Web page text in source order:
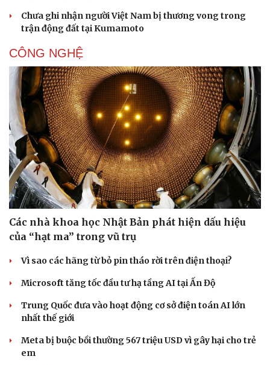
Sức khỏe
Cây thuốc
Nhi khoa
Nam khoa
Làm đẹp - giảm cân
Phòng mạch online
Ăn sạch sống khỏe
Đời sống
Chưa ghi nhận người Việt Nam bị thương vong trong
trận động đất tại Kumamoto
CÔNG NGHỆ
Các nhà khoa học Nhật Bản phát hiện dấu hiệu
của “hạt ma” trong vũ trụ
Vì sao các hãng từ bỏ pin tháo rời trên điện thoại?
Microsoft tăng tốc đầu tư hạ tầng AI tại Ấn Độ
Trung Quốc đưa vào hoạt động cơ sở điện toán AI lớn
nhất thế giới
Meta bị buộc bồi thường 567 triệu USD vì gây hại cho trẻ
em